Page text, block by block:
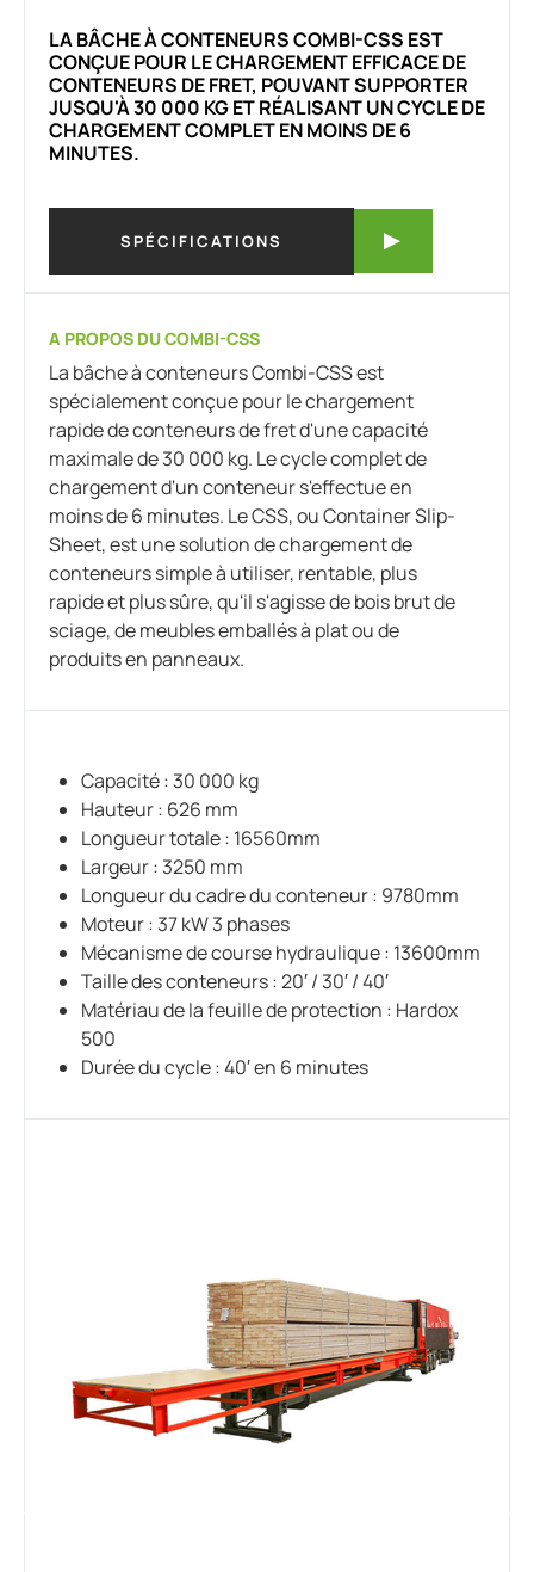
LA BÂCHE À CONTENEURS COMBI-CSS EST
CONÇUE POUR LE CHARGEMENT EFFICACE DE
CONTENEURS DE FRET, POUVANT SUPPORTER
JUSQU'À 30 000 KG ET RÉALISANT UN CYCLE DE
CHARGEMENT COMPLET EN MOINS DE 6
MINUTES.
SPÉCIFICATIONS
A PROPOS DU COMBI-CSS
La bâche à conteneurs Combi-CSS est
spécialement conçue pour le chargement
rapide de conteneurs de fret d'une capacité
maximale de 30 000 kg. Le cycle complet de
chargement d'un conteneur s'effectue en
moins de 6 minutes. Le CSS, ou Container Slip-
Sheet, est une solution de chargement de
conteneurs simple à utiliser, rentable, plus
rapide et plus sûre, qu'il s'agisse de bois brut de
sciage, de meubles emballés à plat ou de
produits en panneaux.
Capacité : 30 000 kg
Hauteur : 626 mm
Longueur totale : 16560mm
Largeur : 3250 mm
Longueur du cadre du conteneur : 9780mm
Moteur : 37 kW 3 phases
Mécanisme de course hydraulique : 13600mm
Taille des conteneurs : 20′ / 30′ / 40′
Matériau de la feuille de protection : Hardox
500
Durée du cycle : 40′ en 6 minutes